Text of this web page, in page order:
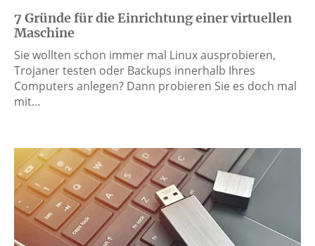
7 Gründe für die Einrichtung einer virtuellen
Maschine
Sie wollten schon immer mal Linux ausprobieren,
Trojaner testen oder Backups innerhalb Ihres
Computers anlegen? Dann probieren Sie es doch mal
mit…